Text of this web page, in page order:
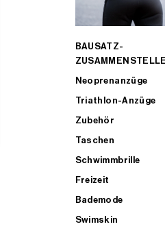
BAUSATZ-
Neoprenanzüge
Triathlon-Anzüge
Zubehör
Taschen
Schwimmbrille
Freizeit
Bademode
Swimskin